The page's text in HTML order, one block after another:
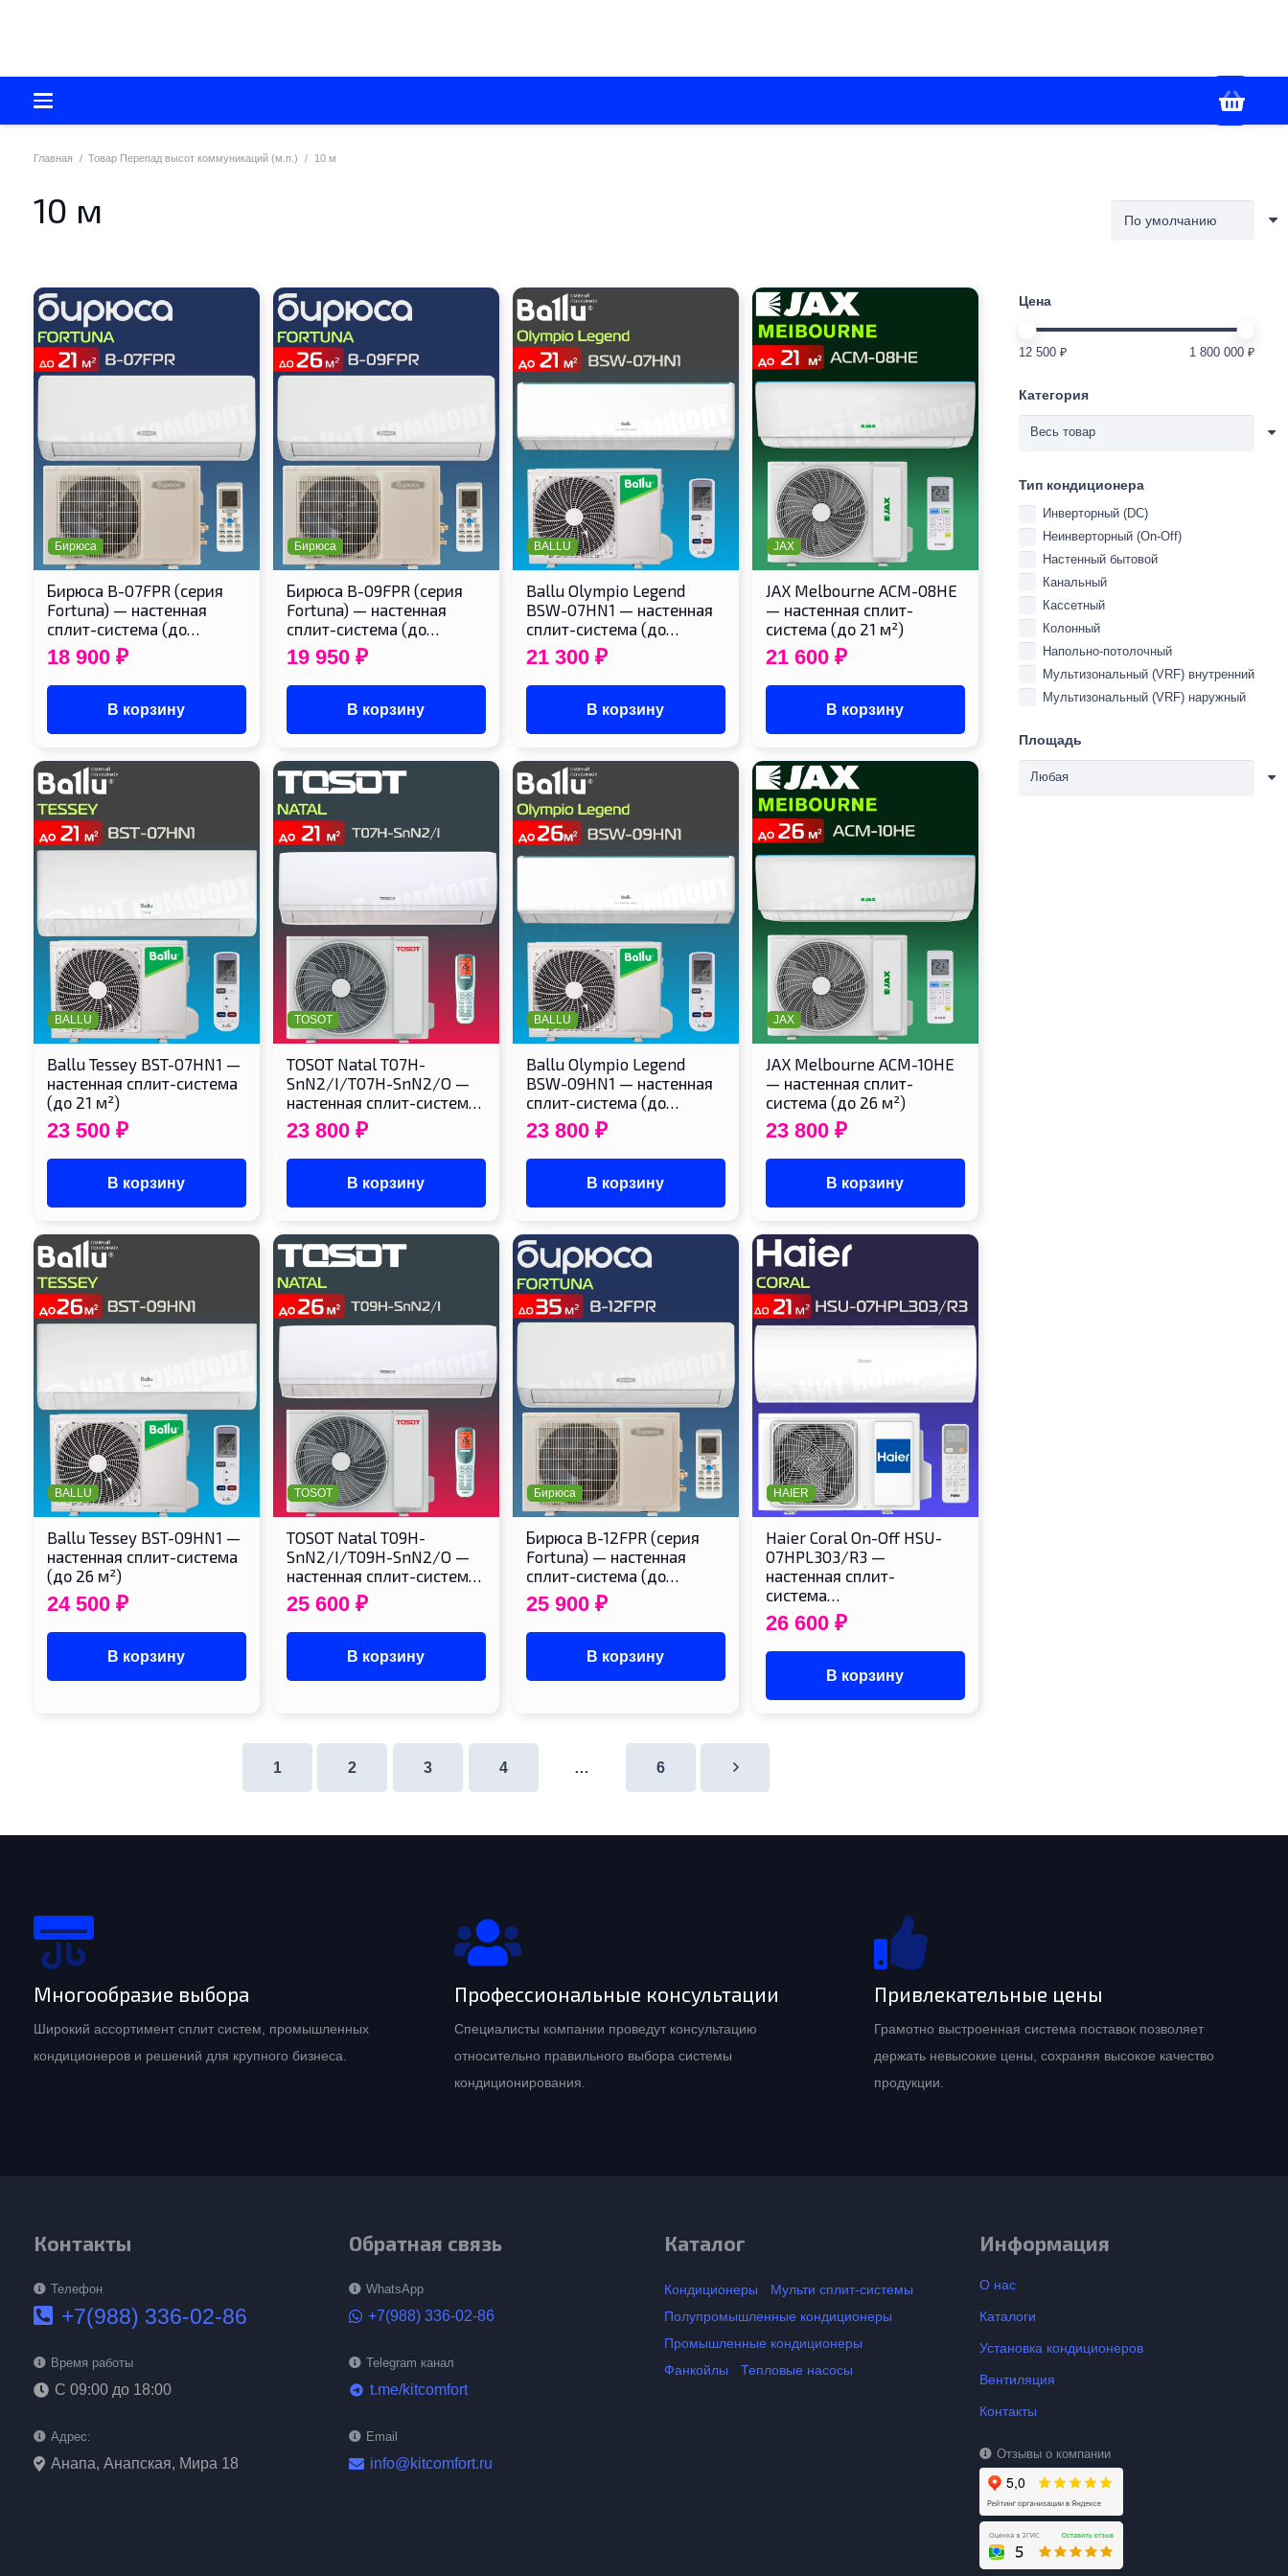
Главная / Товар Перепад высот коммуникаций (м.п.) / 10 м
10 м
Бирюса
Бирюса B-07FPR (серия
Fortuna) — настенная
сплит-система (до…
18 900 ₽
В корзину
Бирюса
Бирюса B-09FPR (серия
Fortuna) — настенная
сплит-система (до…
19 950 ₽
В корзину
BALLU
Ballu Olympio Legend
BSW-07HN1 — настенная
сплит-система (до…
21 300 ₽
В корзину
JAX
JAX Melbourne ACM-08HE
— настенная сплит-
система (до 21 м²)
21 600 ₽
В корзину
BALLU
Ballu Tessey BST-07HN1 —
настенная сплит-система
(до 21 м²)
23 500 ₽
В корзину
TOSOT
TOSOT Natal T07H-
SnN2/I/T07H-SnN2/O —
настенная сплит-систем…
23 800 ₽
В корзину
BALLU
Ballu Olympio Legend
BSW-09HN1 — настенная
сплит-система (до…
23 800 ₽
В корзину
JAX
JAX Melbourne ACM-10HE
— настенная сплит-
система (до 26 м²)
23 800 ₽
В корзину
BALLU
Ballu Tessey BST-09HN1 —
настенная сплит-система
(до 26 м²)
24 500 ₽
В корзину
TOSOT
TOSOT Natal T09H-
SnN2/I/T09H-SnN2/O —
настенная сплит-систем…
25 600 ₽
В корзину
Бирюса
Бирюса B-12FPR (серия
Fortuna) — настенная
сплит-система (до…
25 900 ₽
В корзину
HAIER
Haier Coral On-Off HSU-
07HPL303/R3 —
настенная сплит-
система…
26 600 ₽
В корзину
1 2 3 4 … 6
Цена
12 500 ₽ 1 800 000 ₽
Категория
Тип кондиционера
Инверторный (DC)
Неинверторный (On-Off)
Настенный бытовой
Канальный
Кассетный
Колонный
Напольно-потолочный
Мультизональный (VRF) внутренний
Мультизональный (VRF) наружный
Площадь
Многообразие выбора
Широкий ассортимент сплит систем, промышленных
кондиционеров и решений для крупного бизнеса.
Профессиональные консультации
Специалисты компании проведут консультацию
относительно правильного выбора системы
кондиционирования.
Привлекательные цены
Грамотно выстроенная система поставок позволяет
держать невысокие цены, сохраняя высокое качество
продукции.
Контакты
Телефон
+7(988) 336-02-86
Время работы
С 09:00 до 18:00
Адрес:
Анапа, Анапская, Мира 18
Обратная связь
WhatsApp
+7(988) 336-02-86
Telegram канал
telegram t.me/kitcomfort
Email
info@kitcomfort.ru
Каталог
Кондиционеры
Мульти сплит-системы
Полупромышленные кондиционеры
Промышленные кондиционеры
Фанкойлы
Тепловые насосы
Информация
О нас
Каталоги
Установка кондиционеров
Вентиляция
Контакты
Отзывы о компании